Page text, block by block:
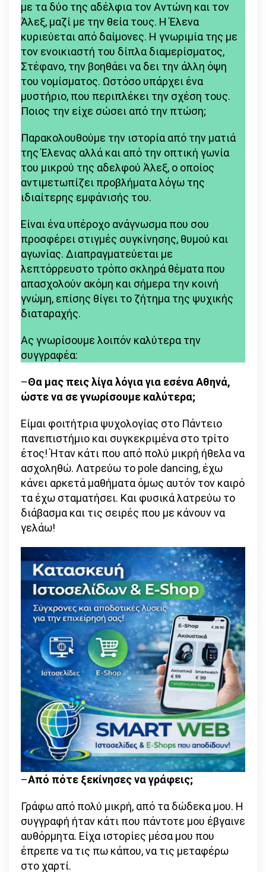
στα
σχολεία
και
το
στίγμα
που
υπάρχει
γύρω
τους
ανθρώπους
που
μάχονται
με
ψυχική
ασθένεια»
με τα δύο της αδέλφια τον Αντώνη και τον
Άλεξ, μαζί με την θεία τους. Η Έλενα
κυριεύεται από δαίμονες. Η γνωριμία της με
τον ενοικιαστή του δίπλα διαμερίσματος,
Στέφανο, την βοηθάει να δει την άλλη όψη
του νομίσματος. Ωστόσο υπάρχει ένα
μυστήριο, που περιπλέκει την σχέση τους.
Ποιος την είχε σώσει από την πτώση;
Παρακολουθούμε την ιστορία από την ματιά
της Έλενας αλλά και από την οπτική γωνία
του μικρού της αδελφού Άλεξ, ο οποίος
αντιμετωπίζει προβλήματα λόγω της
ιδιαίτερης εμφάνισής του.
Είναι ένα υπέροχο ανάγνωσμα που σου
προσφέρει στιγμές συγκίνησης, θυμού και
αγωνίας. Διαπραγματεύεται με
λεπτόρρευστο τρόπο σκληρά θέματα που
απασχολούν ακόμη και σήμερα την κοινή
γνώμη, επίσης θίγει το ζήτημα της ψυχικής
διαταραχής.
Ας γνωρίσουμε λοιπόν καλύτερα την
συγγραφέα:
–Θα μας πεις λίγα λόγια για εσένα Αθηνά,
ώστε να σε γνωρίσουμε καλύτερα;
Είμαι φοιτήτρια ψυχολογίας στο Πάντειο
πανεπιστήμιο και συγκεκριμένα στο τρίτο
έτος! Ήταν κάτι που από πολύ μικρή ήθελα να
ασχοληθώ. Λατρεύω το pole dancing, έχω
κάνει αρκετά μαθήματα όμως αυτόν τον καιρό
τα έχω σταματήσει. Και φυσικά λατρεύω το
διάβασμα και τις σειρές που με κάνουν να
γελάω!
–Από πότε ξεκίνησες να γράφεις;
Γράφω από πολύ μικρή, από τα δώδεκα μου. Η
συγγραφή ήταν κάτι που πάντοτε μου έβγαινε
αυθόρμητα. Είχα ιστορίες μέσα μου που
έπρεπε να τις πω κάπου, να τις μεταφέρω
στο χαρτί.